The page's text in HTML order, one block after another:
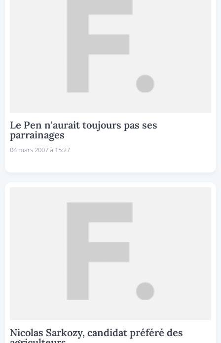
Le Pen n'aurait toujours pas ses
parrainages
04 mars 2007 à 15:27
Nicolas Sarkozy, candidat préféré des